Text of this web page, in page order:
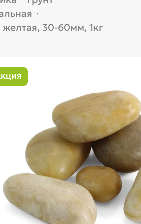
·
желтая, 30-60мм, 1кг